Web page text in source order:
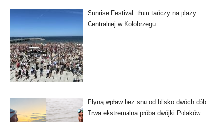
Sunrise Festival: tłum tańczy na plaży
Centralnej w Kołobrzegu
Płyną wpław bez snu od blisko dwóch dób.
Trwa ekstremalna próba dwójki Polaków